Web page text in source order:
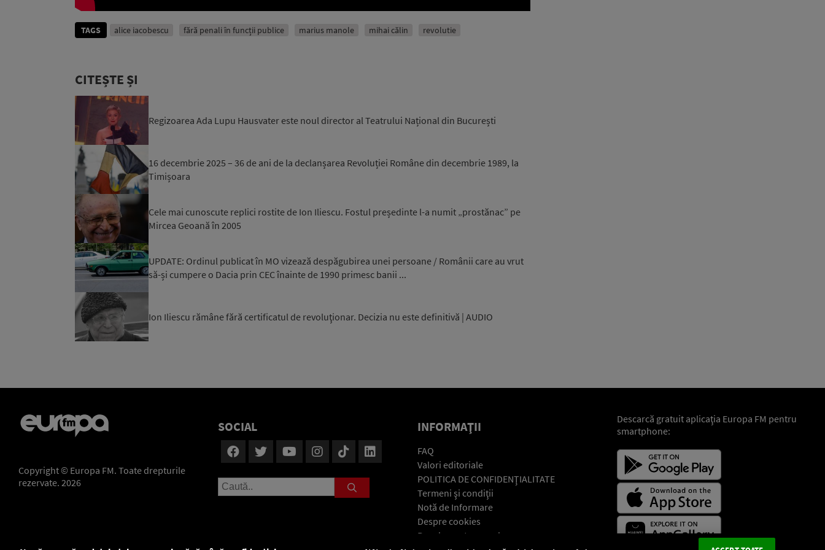
TAGS alice iacobescu fără penali în funcții publice marius manole mihai călin revolutie
CITEȘTE ȘI
Regizoarea Ada Lupu Hausvater este noul director al Teatrului Național din București
16 decembrie 2025 – 36 de ani de la declanșarea Revoluției Române din decembrie 1989, la
Timișoara
Cele mai cunoscute replici rostite de Ion Iliescu. Fostul președinte l-a numit „prostănac” pe
Mircea Geoană în 2005
UPDATE: Ordinul publicat în MO vizează despăgubirea unei persoane / Românii care au vrut
să-și cumpere o Dacia prin CEC înainte de 1990 primesc banii ...
Ion Iliescu rămâne fără certificatul de revoluţionar. Decizia nu este definitivă | AUDIO
Copyright © Europa FM. Toate drepturile
rezervate. 2026
SOCIAL INFORMAŢII
FAQ
Valori editoriale
POLITICA DE CONFIDENŢIALITATE
Termeni şi condiţii
Notă de Informare
Despre cookies
Regulament general
Descarcă gratuit aplicaţia Europa FM pentru
smartphone: